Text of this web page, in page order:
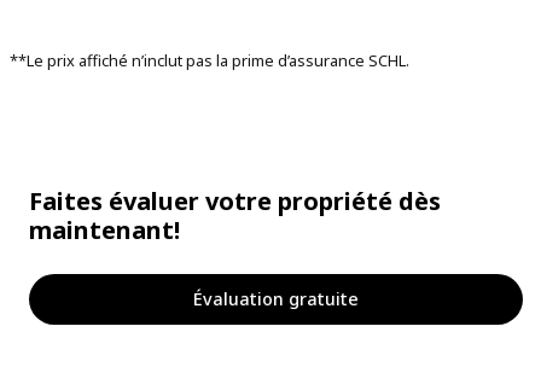
**Le prix affiché n’inclut pas la prime d’assurance SCHL.
Faites évaluer votre propriété dès
maintenant!
Évaluation gratuite